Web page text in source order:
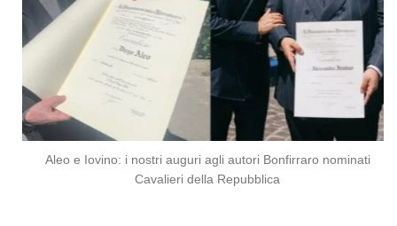
Aleo e Iovino: i nostri auguri agli autori Bonfirraro nominati
Cavalieri della Repubblica